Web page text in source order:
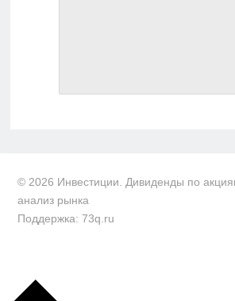
© 2026 Инвестиции. Дивиденды по
анализ рынка
Поддержка: 73q.ru